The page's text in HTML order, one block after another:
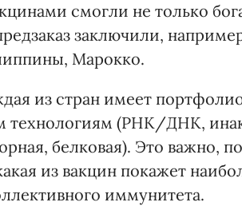
смогли не только
заключили,
Марокко.
из стран имеет
технологиям (РНК/ДНК,
белковая). Это важно,
из вакцин покажет
иммунитета.